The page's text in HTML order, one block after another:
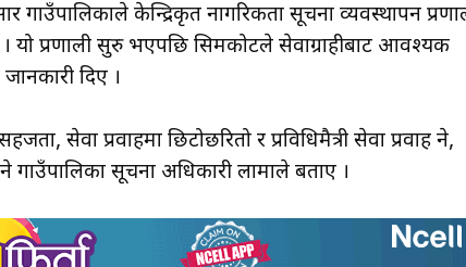
केन्द्रिकृत नागरिकता सूचना व्यवस्थापन
प्रणाली सुरु भएपछि सिमकोटले सेवाग्राहीबाट आवश्यक
दिए ।
प्रवाहमा छिटोछरितो र प्रविधिमैत्री सेवा प्रवाह हुने,
गाउँपालिका सूचना अधिकारी लामाले बताए ।